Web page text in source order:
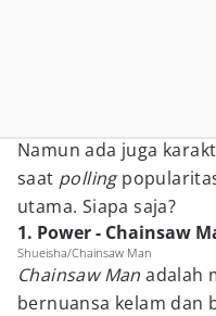
Namun ada juga
saat polling
utama. Siapa saja?
1. Power - Chainsaw
Shueisha/Chainsaw Man
Chainsaw Manadalah
bernuansa kelam dan